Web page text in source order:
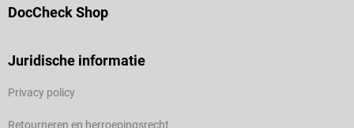
DocCheck Shop
Juridische informatie
Privacy policy
Retourneren en herroepingsrecht